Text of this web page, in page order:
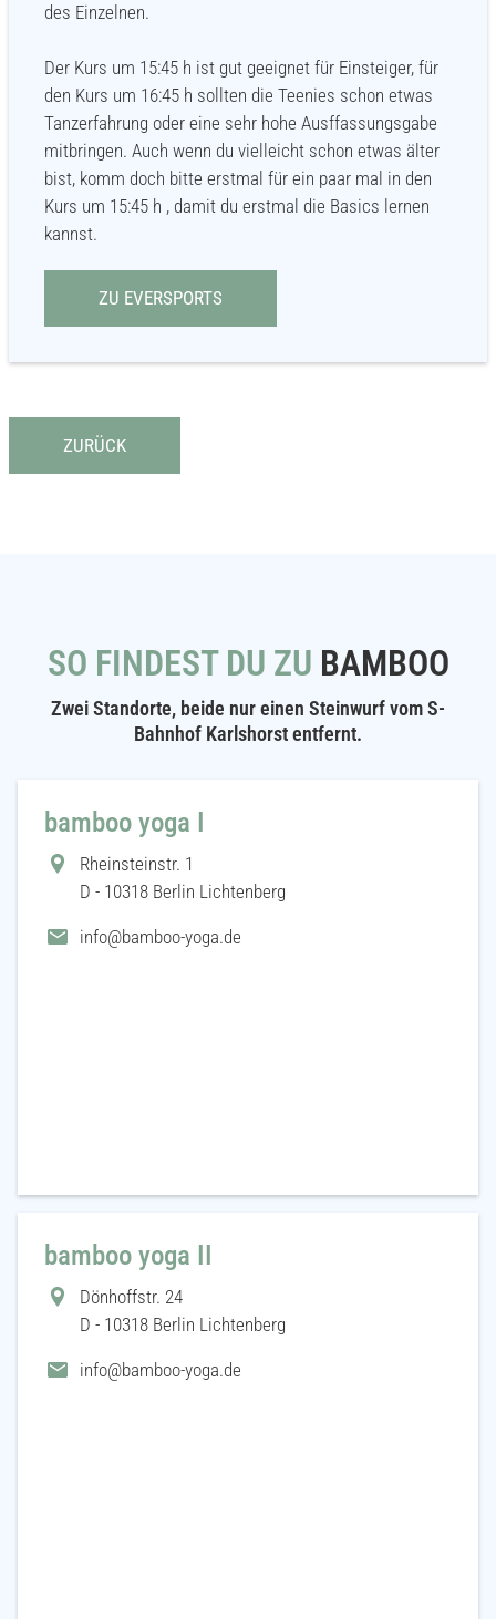
des Einzelnen.
Der Kurs um 15:45 h ist gut geeignet für Einsteiger, für
den Kurs um 16:45 h sollten die Teenies schon etwas
Tanzerfahrung oder eine sehr hohe Ausffassungsgabe
mitbringen. Auch wenn du vielleicht schon etwas älter
bist, komm doch bitte erstmal für ein paar mal in den
Kurs um 15:45 h , damit du erstmal die Basics lernen
kannst.
ZU EVERSPORTS
ZURÜCK
SO FINDEST DU ZU BAMBOO
Zwei Standorte, beide nur einen Steinwurf vom S-
Bahnhof Karlshorst entfernt.
bamboo yoga I
Rheinsteinstr. 1
D - 10318 Berlin Lichtenberg
info@bamboo-yoga.de
bamboo yoga II
Dönhoffstr. 24
D - 10318 Berlin Lichtenberg
info@bamboo-yoga.de